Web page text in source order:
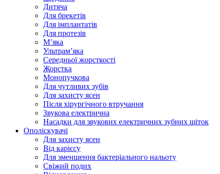
Дитяча
Для брекетів
Для імплантатів
Для протезів
Мʼяка
Ультрамʼяка
Середньої жорсткості
Жорстка
Монопучкова
Для чутливих зубів
Для захисту ясен
Після хірургічного втручання
Звукова електрична
Насадки для звукових електричних зубних щіток
Ополіскувачі
Для захисту ясен
Від карієсу
Для зменшення бактеріального нальоту
Свіжий подих